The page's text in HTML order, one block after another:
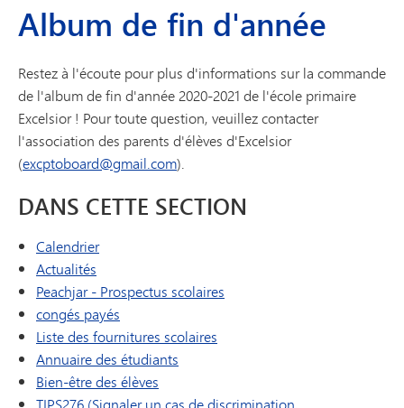
Album de fin d'année
Restez à l'écoute pour plus d'informations sur la commande
de l'album de fin d'année 2020-2021 de l'école primaire
Excelsior ! Pour toute question, veuillez contacter
l'association des parents d'élèves d'Excelsior
(excptoboard@gmail.com).
DANS CETTE SECTION
Calendrier
Actualités
Peachjar - Prospectus scolaires
congés payés
Liste des fournitures scolaires
Annuaire des étudiants
Bien-être des élèves